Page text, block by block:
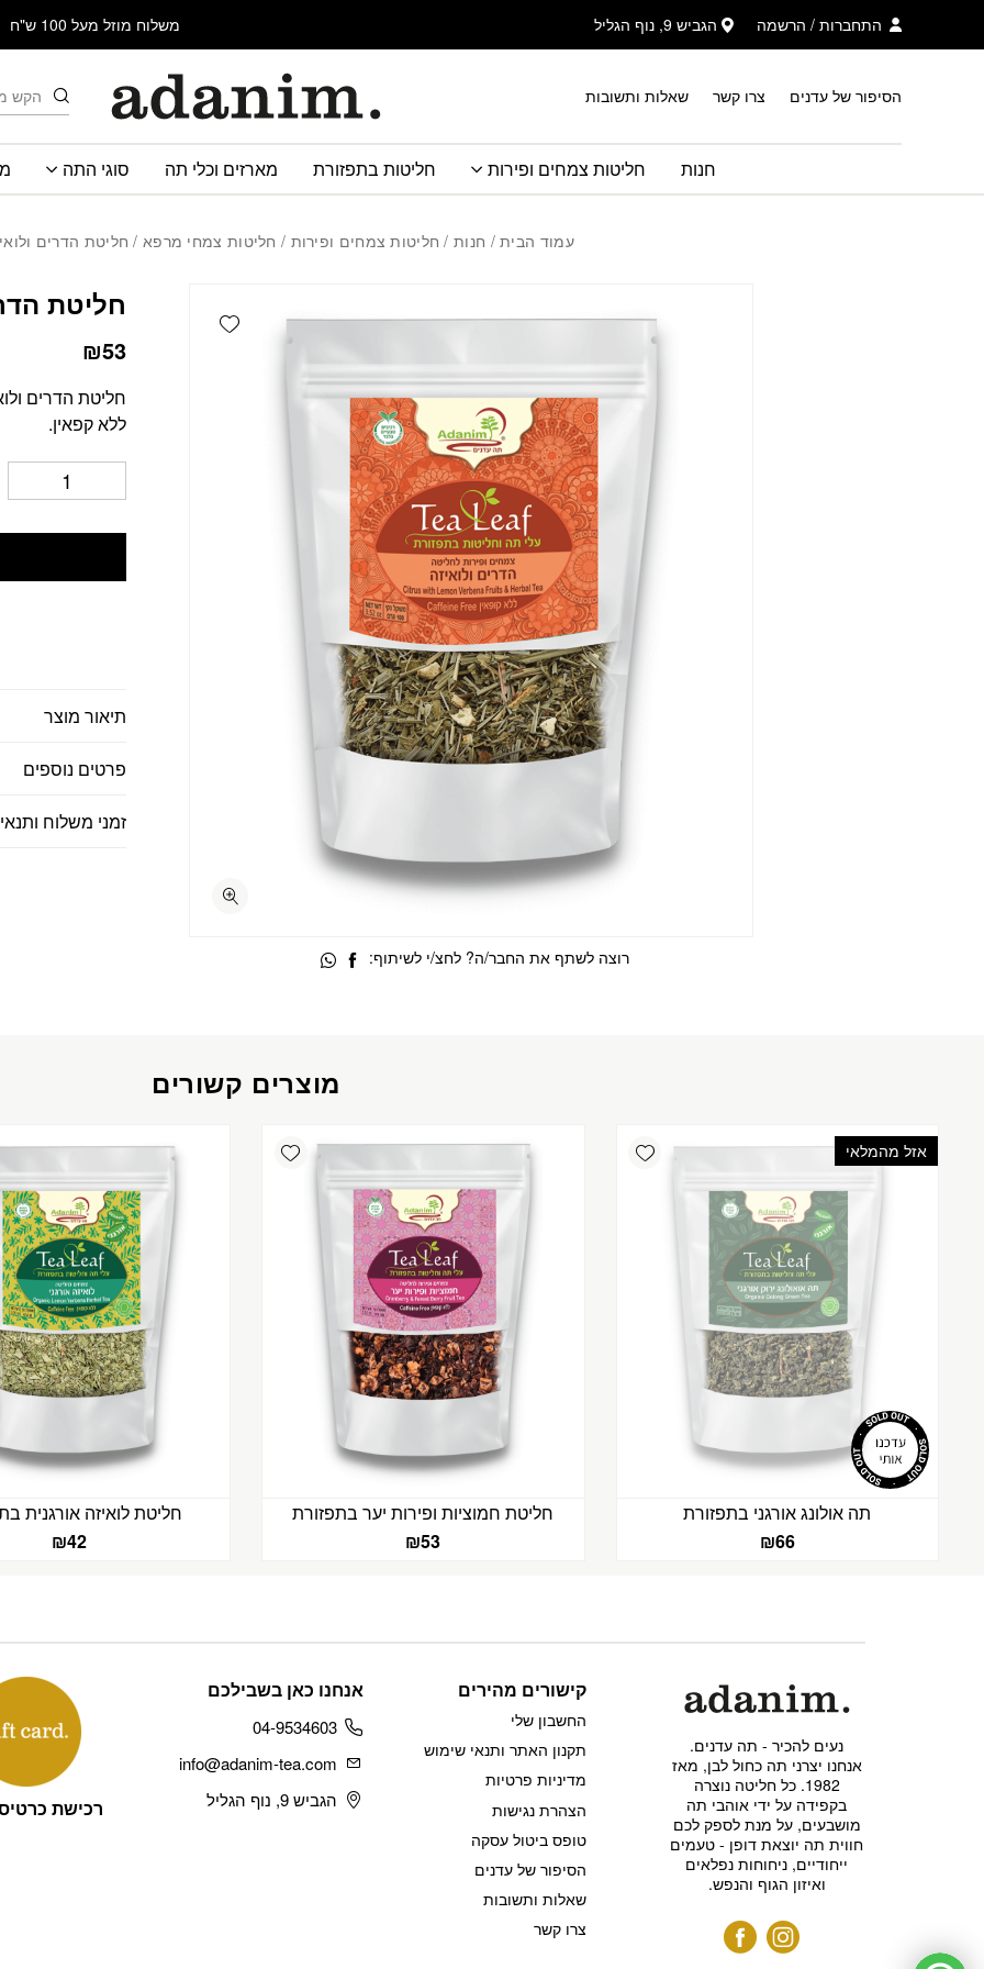
משלוח מוזל מעל 100 ש"ח התחברות / הרשמה הגביש 9, נוף הגליל
חיפוש
הסיפור של עדנים
צרו קשר שאלות ותשובות
חנות חליטות צמחים ופירות חליטות בתפזורת מארזים וכלי תה סוגי התה
עמוד הבית/ חנות/ חליטות צמחים ופירות / חליטות צמחי מרפא / חליטת הדרים
חליטת
₪53
חליטת הדרים
ללא קפאין.
תיאור מוצר
פרטים נוספים
זמני משלוח
Add wishlist
רוצה לשתף את החבר/ה? לחצ/י לשיתוף:
מוצרים קשורים
Add wishlist אזל מהמלאי
תה אולונג אורגני בתפזורת
₪66
Add wishlist
חליטת חמוציות ופירות יער בתפזורת
₪53
חליטת לואיזה אורגנית
₪42
קישורים מהירים
החשבון שלי
תקנון האתר ותנאי שימוש
מדיניות פרטיות
הצהרת נגישות
טופס ביטול עסקה
הסיפור של עדנים
שאלות ותשובות
צרו קשר
אנחנו כאן בשבילכם
04-9534603
info@adanim-tea.com
הגביש 9, נוף הגליל
נעים להכיר - תה עדנים.
אנחנו יצרני תה כחול לבן, מאז
1982. כל חליטה נוצרה
בקפידה על ידי אוהבי תה
מושבעים, על מנת לספק לכם
חווית תה יוצאת דופן - טעמים
ייחודיים, ניחוחות נפלאים
ואיזון הגוף והנפש.
רכישת